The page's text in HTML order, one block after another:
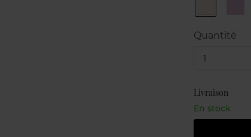
Quantité
1
Livraison
En stock